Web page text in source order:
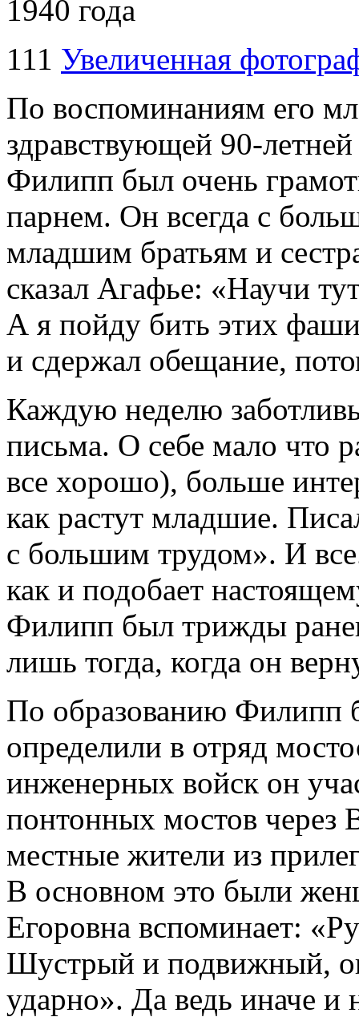
1940 года
111 Увеличенная
По воспоминаниям его
здравствующей 90-летней
Филипп был очень
парнем. Он всегда с
младшим братьям и
сказал Агафье: «Научи
А я пойду бить этих
и сдержал обещание,
Каждую неделю
письма. О себе мало что
все хорошо), больше
как растут младшие.
с большим трудом». И
как и подобает
Филипп был трижды
лишь тогда, когда он
По образованию Филипп
определили в отряд
инженерных войск он
понтонных мостов через
местные жители из
В основном это были
Егоровна вспоминает:
Шустрый и подвижный, он
ударно». Да ведь иначе и